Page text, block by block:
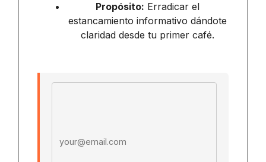
Propósito: Erradicar el
estancamiento informativo dándote
claridad desde tu primer café.